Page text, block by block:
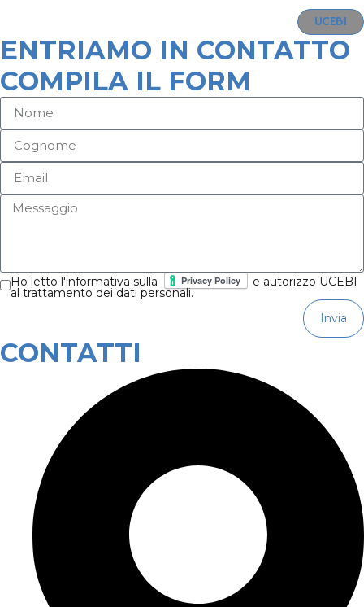
UCEBI
ENTRIAMO IN CONTATTO
COMPILA IL FORM
Ho letto l'informativa sulla e autorizzo UCEBI
al trattamento dei dati personali.
Invia
CONTATTI